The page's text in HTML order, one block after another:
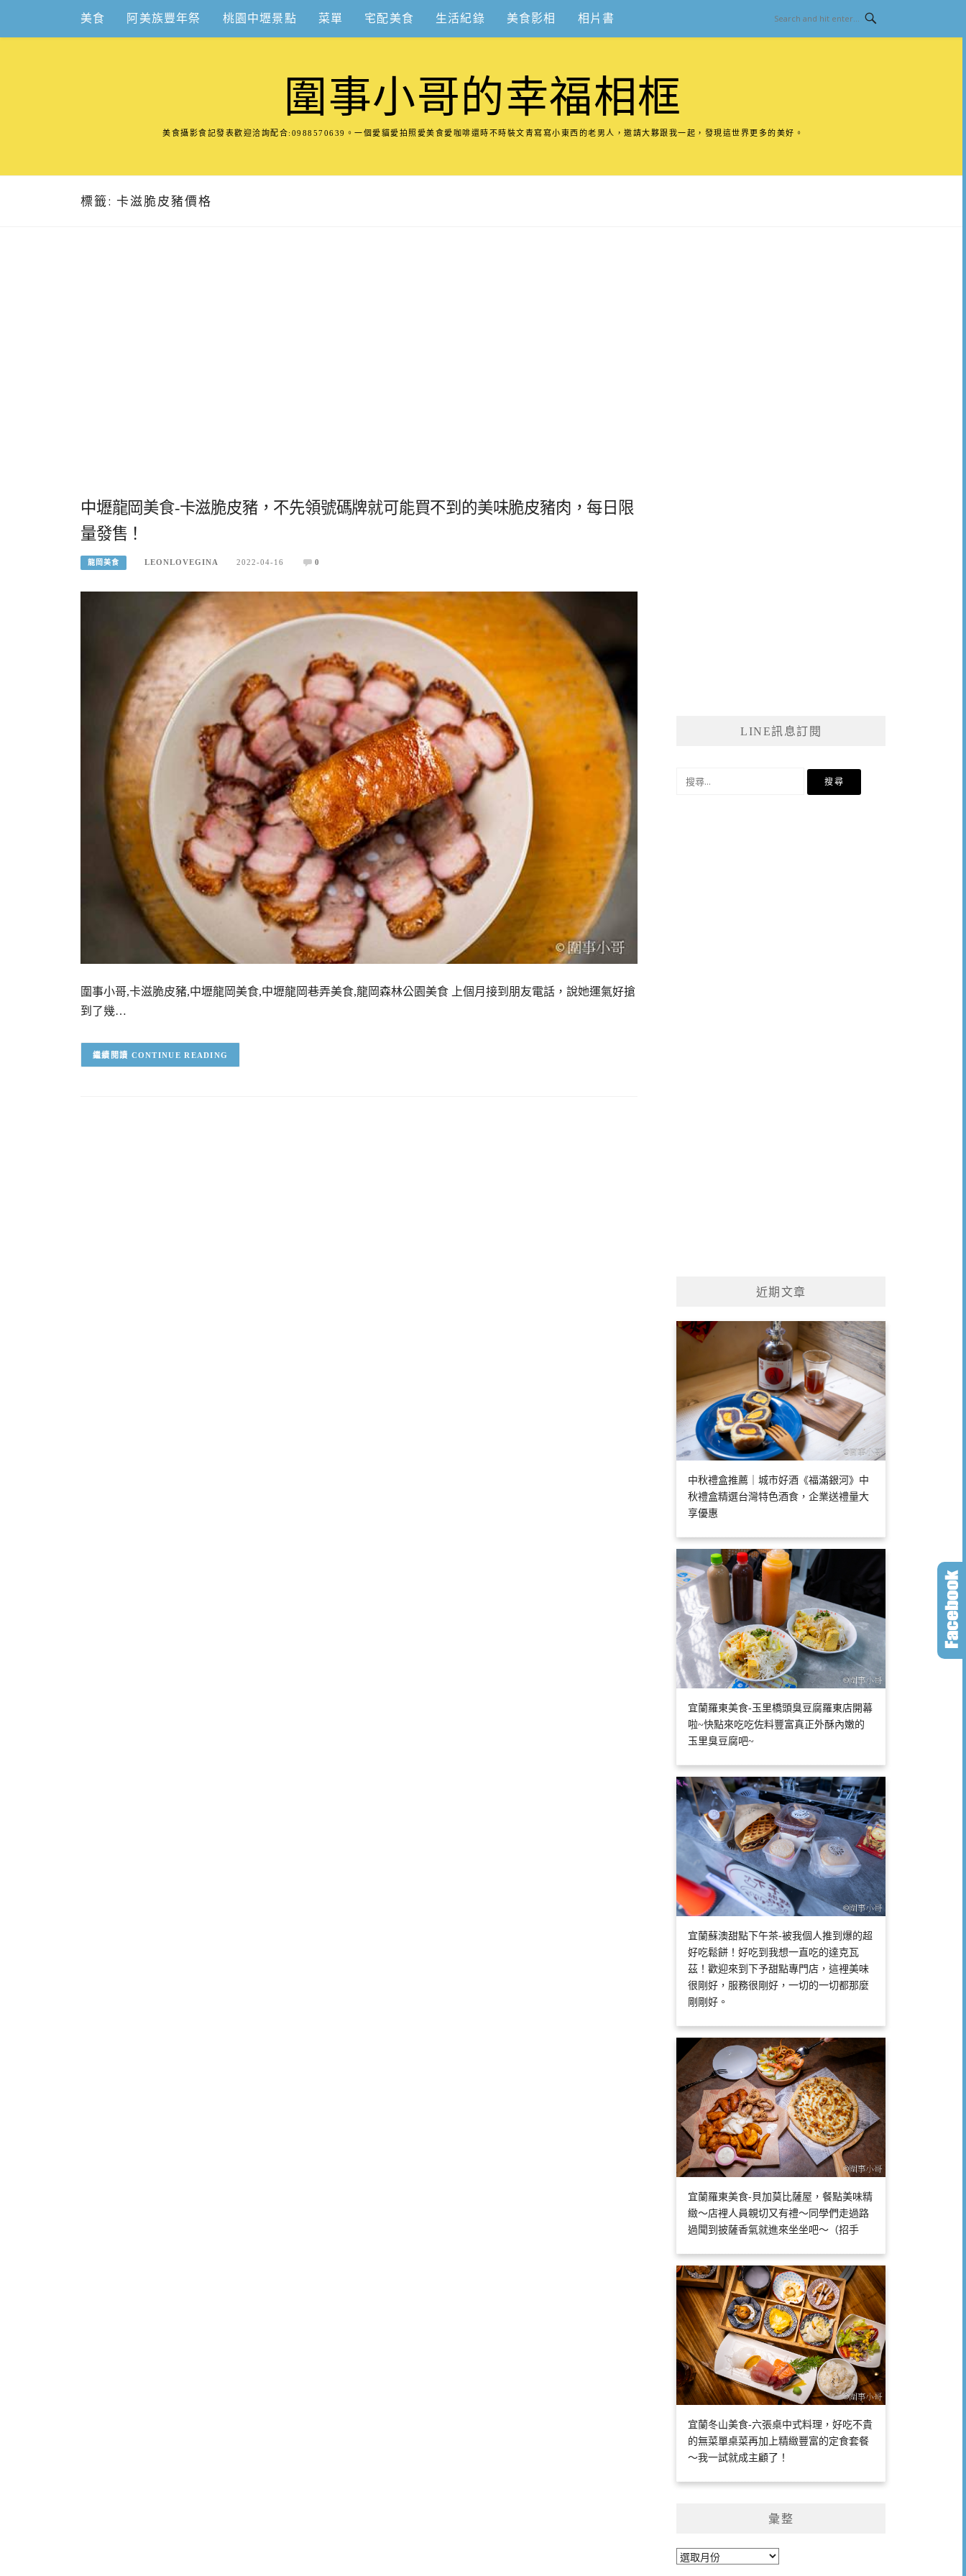
content
美食 阿美族豐年祭 桃園中壢景點 菜單 宅配美食 生活紀錄 美食影相 相片書
圍事小哥的幸福相框
美食攝影食記發表歡迎洽詢配合:0988570639。一個愛貓愛拍照愛美食愛咖啡還時不時裝文青寫寫小東西的老男人，邀請大夥跟我一起，發現這世界更多的美好。
標籤: 卡滋脆皮豬價格
中壢龍岡美食-卡滋脆皮豬，不先領號碼牌就可能買不到的美味脆皮豬肉，每日限
量發售！
龍岡美食 LEONLOVEGINA 2022-04-16 0
圍事小哥,卡滋脆皮豬,中壢龍岡美食,中壢龍岡巷弄美食,龍岡森林公園美食 上個月接到朋友電話，說她運氣好搶
到了幾…
CONTINUE READING
LINE訊息訂閱
近期文章
中秋禮盒推薦｜城市好酒《福滿銀河》中
秋禮盒精選台灣特色酒食，企業送禮量大
享優惠
宜蘭羅東美食-玉里橋頭臭豆腐羅東店開幕
啦~快點來吃吃佐料豐富真正外酥內嫩的
玉里臭豆腐吧~
宜蘭蘇澳甜點下午茶-被我個人推到爆的超
好吃鬆餅！好吃到我想一直吃的達克瓦
茲！歡迎來到下予甜點專門店，這裡美味
很剛好，服務很剛好，一切的一切都那麼
剛剛好。
宜蘭羅東美食-貝加莫比薩屋，餐點美味精
緻～店裡人員親切又有禮～同學們走過路
過聞到披薩香氣就進來坐坐吧～（招手
宜蘭冬山美食-六張桌中式料理，好吃不貴
的無菜單桌菜再加上精緻豐富的定食套餐
～我一試就成主顧了！
彙整
彙